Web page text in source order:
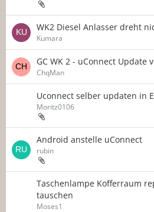
WK2 Diesel Anlasser dreht
Kumara
GC WK 2 - uConnect Update
ChqMan
Uconnect selber updaten in
Moritz0106
Android anstelle uConnect
rubin
Taschenlampe Kofferraum
tauschen
Moses1